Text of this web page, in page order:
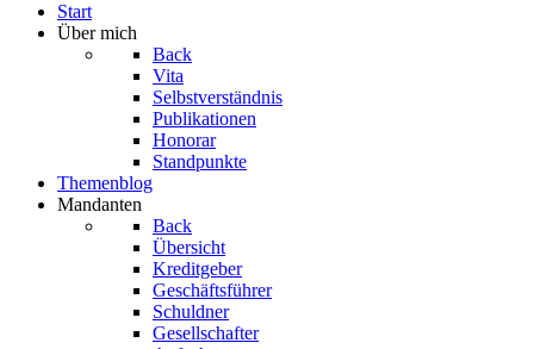
Start
Über mich
Back
Vita
Selbstverständnis
Publikationen
Honorar
Standpunkte
Themenblog
Mandanten
Back
Übersicht
Kreditgeber
Geschäftsführer
Schuldner
Gesellschafter